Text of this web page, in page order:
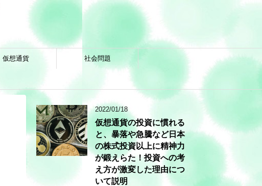
仮想通貨 社会問題
2022/01/18
仮想通貨の投資に慣れる
と、暴落や急騰など日本
の株式投資以上に精神力
が鍛えらた！投資への考
え方が激変した理由につ
いて説明